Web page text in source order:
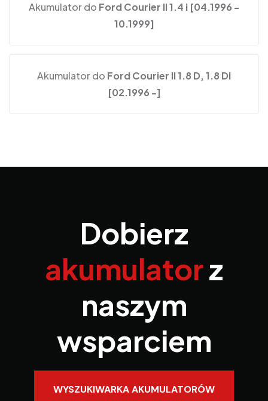
Akumulator do Ford Courier II 1.4 i [04.1996 -
10.1999]
Akumulator do Ford Courier II 1.8 D, 1.8 DI
[02.1996 -]
Dobierz
akumulatorz
naszym
wsparciem
WYSZUKIWARKA AKUMULATORÓW